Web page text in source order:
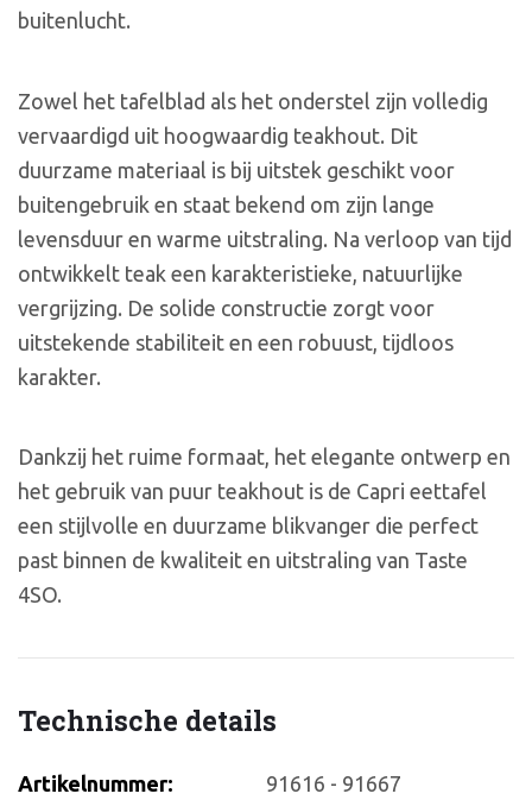
buitenlucht.
Zowel het tafelblad als het onderstel zijn volledig
vervaardigd uit hoogwaardig teakhout. Dit
duurzame materiaal is bij uitstek geschikt voor
buitengebruik en staat bekend om zijn lange
levensduur en warme uitstraling. Na verloop van tijd
ontwikkelt teak een karakteristieke, natuurlijke
vergrijzing. De solide constructie zorgt voor
uitstekende stabiliteit en een robuust, tijdloos
karakter.
Dankzij het ruime formaat, het elegante ontwerp en
het gebruik van puur teakhout is de Capri eettafel
een stijlvolle en duurzame blikvanger die perfect
past binnen de kwaliteit en uitstraling van Taste
4SO.
Technische details
Artikelnummer: 91616 - 91667